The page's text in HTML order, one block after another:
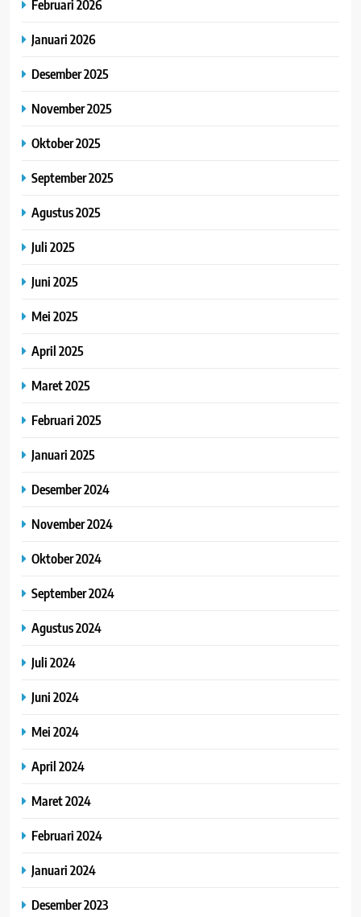
Februari 2026
Januari 2026
Desember 2025
November 2025
Oktober 2025
September 2025
Agustus 2025
Juli 2025
Juni 2025
Mei 2025
April 2025
Maret 2025
Februari 2025
Januari 2025
Desember 2024
November 2024
Oktober 2024
September 2024
Agustus 2024
Juli 2024
Juni 2024
Mei 2024
April 2024
Maret 2024
Februari 2024
Januari 2024
Desember 2023